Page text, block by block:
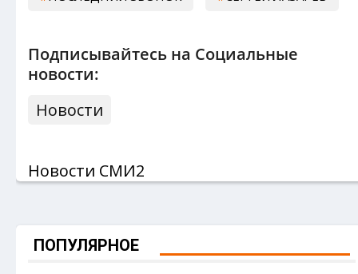
Подписывайтесь на Социальные
новости:
Новости
Новости СМИ2
ПОПУЛЯРНОЕ